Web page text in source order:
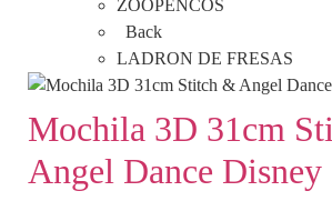
ZOOPENCOS
Back
LADRON DE FRESAS
Mochila 3D 31cm
Angel Dance Disney